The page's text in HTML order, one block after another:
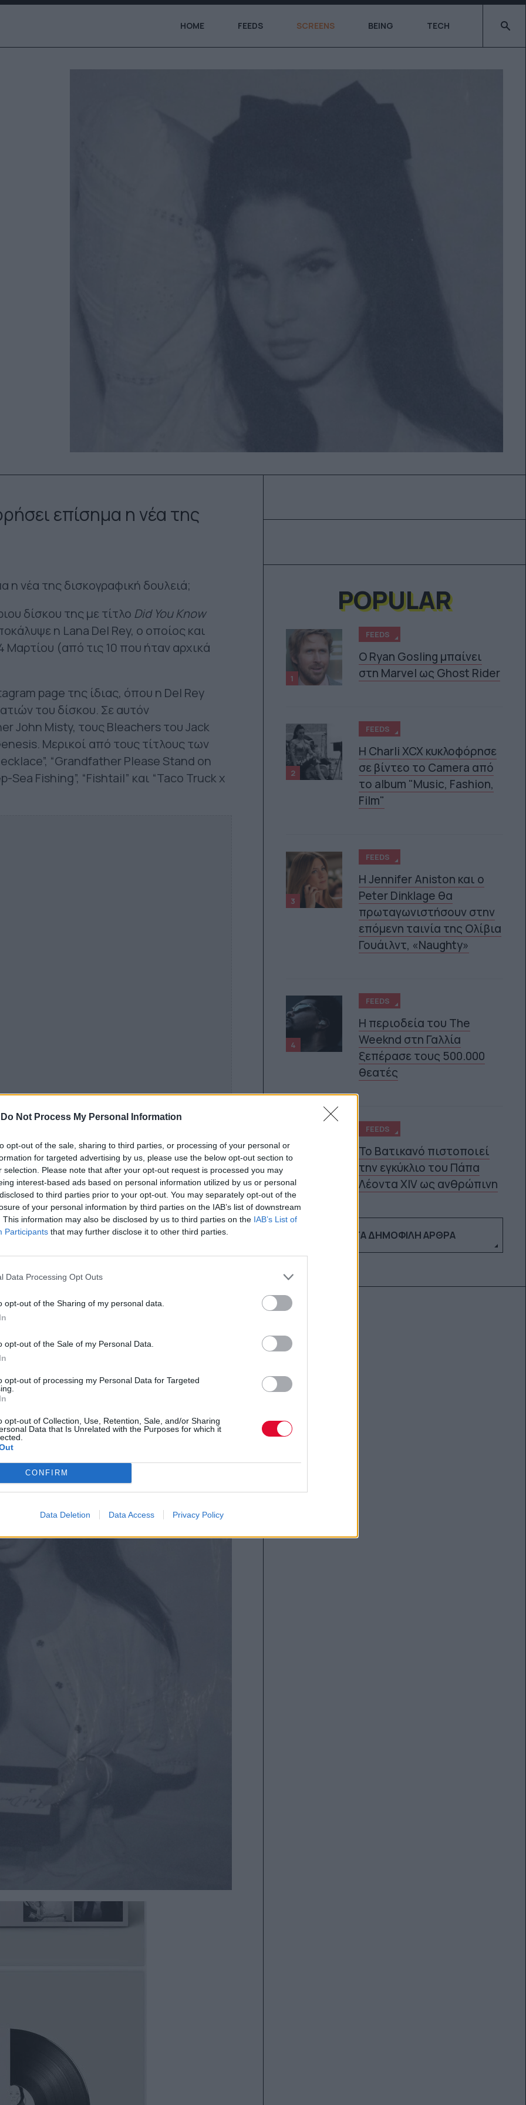
Do Not Process My Personal Information
opt-out of the sale, sharing to third parties, or processing of your personal or
for targeted advertising by us, please use the below opt-out section to
selection. Please note that after your opt-out request is processed you may
interest-based ads based on personal information utilized by us or personal
to third parties prior to your opt-out. You may separately opt-out of the
of your personal information by third parties on the IAB’s list of downstream
This information may also be disclosed by us to third parties on the IAB’s List of
Participants that may further disclose it to other third parties.
Data Processing Opt Outs
opt-out of the Sharing of my personal data.
opt-out of the Sale of my Personal Data.
opt-out of processing my Personal Data for Targeted
opt-out of Collection, Use, Retention, Sale, and/or Sharing
Data that Is Unrelated with the Purposes for which it
CONFIRM
Data Deletion Data Access Privacy Policy
HOME FEEDS SCREENS BEING TECH Type
επίσημα η νέα της
η νέα της δισκογραφική δουλειά;
δίσκου της με τίτλο Did YouKnow
η Lana Del Rey, ο οποίος και
Μαρτίου (από τις 10 που ήταν αρχικά
page της ίδιας, όπου η Del Rey
του δίσκου. Σε αυτόν
John Misty, τους Bleachers του Jack
Μερικοί από τους τίτλους των
“Grandfather Please Stand on
Fishing”, “Fishtail” και “Taco Truck x
Oceanέρχεται μετά τα
και τα δύο το 2020.
POPULAR
1
FEEDS
Ο Ryan Gosling μπαίνει
στη Marvel ως Ghost Rider
2
FEEDS
H Charli XCX κυκλοφόρησε
σε βίντεο το Camera από
το album "Music, Fashion,
Film"
3
FEEDS
Η Jennifer Aniston και ο
Peter Dinklage θα
πρωταγωνιστήσουν στην
επόμενη ταινία της Ολίβια
Γουάιλντ, «Naughty»
4
FEEDS
Η περιοδεία του The
Weeknd στη Γαλλία
ξεπέρασε τους 500.000
θεατές
FEEDS
Το Βατικανό πιστοποιεί
την εγκύκλιο του Πάπα
Λέοντα XIV ως ανθρώπινη
ΔΕΣ ΤΑ ΔΗΜΟΦΙΛΉ ΆΡΘΡΑ